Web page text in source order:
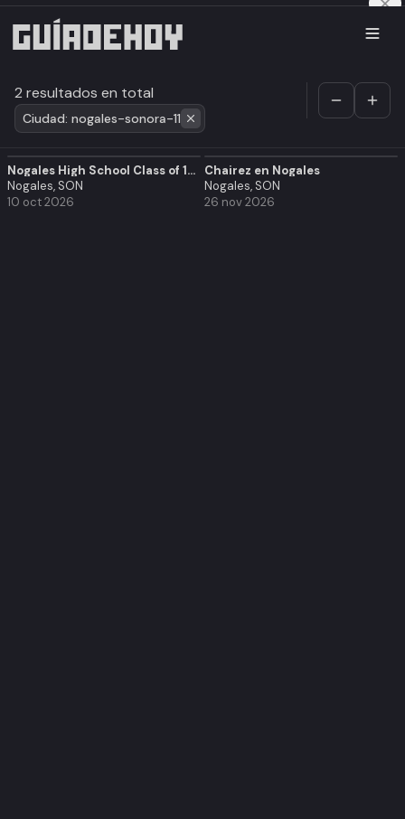
2 resultados en total
Ciudad: nogales-sonora-11
Nogales High School Class of 1996 30th Reunion
Nogales, SON
10 oct 2026
Chairez en Nogales
Nogales, SON
26 nov 2026